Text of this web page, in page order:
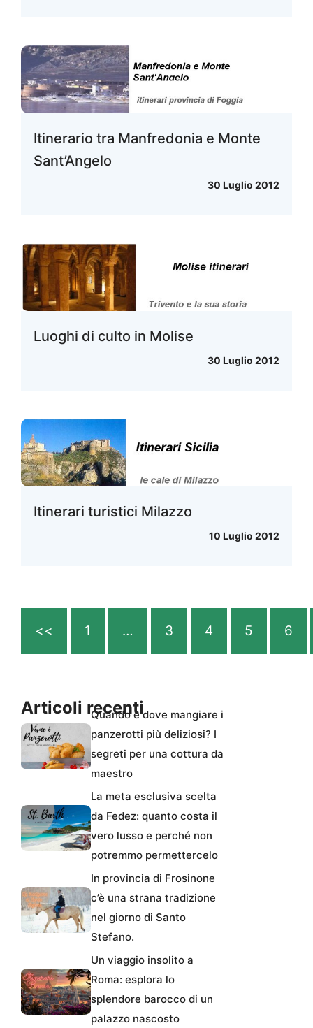
Itinerario tra Manfredonia e Monte
Sant’Angelo
30 Luglio 2012
Luoghi di culto in Molise
30 Luglio 2012
Itinerari turistici Milazzo
10 Luglio 2012
<< 1 … 3 4 5 6
Articoli recentiQuando e dove mangiare i
panzerotti più deliziosi? I
segreti per una cottura da
maestro
La meta esclusiva scelta
da Fedez: quanto costa il
vero lusso e perché non
potremmo permettercelo
In provincia di Frosinone
c’è una strana tradizione
nel giorno di Santo
Stefano.
Un viaggio insolito a
Roma: esplora lo
splendore barocco di un
palazzo nascosto